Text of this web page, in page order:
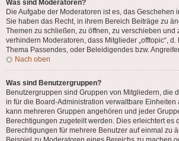
Was sind Moderatoren?
Die Aufgabe der Moderatoren ist es, das Geschehen
Sie haben das Recht, in ihrem Bereich Beiträge zu
Themen zu schließen, zu öffnen, zu verschieben und
verhindern Moderatoren, dass Mitglieder „offtopic“, d.
Thema Passendes, oder Beleidigendes bzw.
Nach oben
Was sind Benutzergruppen?
Benutzergruppen sind Gruppen von Mitgliedern, die
in für die Board-Administration verwaltbare Einheiten
kann mehreren Gruppen angehören und jeder
Berechtigungen zugeteilt werden. Dies erleichtert es
Berechtigungen für mehrere Benutzer auf einmal zu